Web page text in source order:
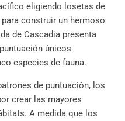
eligiendo losetas de
construir un hermoso
de Cascadia presenta
únicos
especies de fauna.
de puntuación, los
crear las mayores
A medida que los